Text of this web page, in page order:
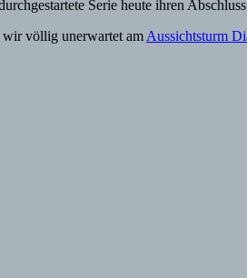
Serie heute ihren
wir völlig unerwartet am Aussichtsturm